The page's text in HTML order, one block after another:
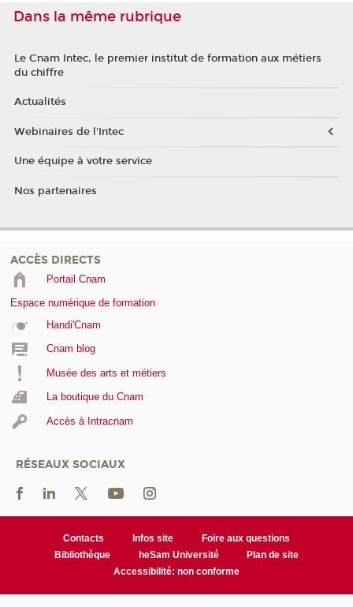
Dans la même rubrique
Le Cnam Intec, le premier institut de formation aux métiers
du chiffre
Actualités
Webinaires de l'Intec
Une équipe à votre service
Nos partenaires
ACCÈS DIRECTS
Portail Cnam
Espace numérique de formation
Handi'Cnam
Cnam blog
Musée des arts et métiers
La boutique du Cnam
Accès à Intracnam
RÉSEAUX SOCIAUX
Contacts Infos site
Foire aux questions
Bibliothèque
heSam Université
Plan de site
Accessibilité: non conforme